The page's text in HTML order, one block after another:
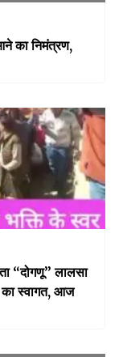
का निमंत्रण,
“दोगणू” लालसा
स्वागत, आज